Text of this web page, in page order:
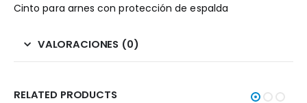
Cinto para arnes con protección de espalda
VALORACIONES (0)
RELATED PRODUCTS